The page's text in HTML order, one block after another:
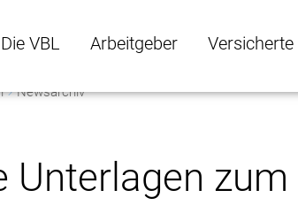
Die VBL Arbeitgeber Versicherte
Newsarchiv
Unterlagen